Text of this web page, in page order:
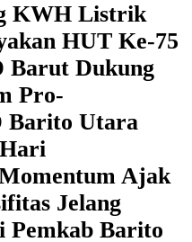
KWH Listrik
HUT Ke-75
Barut Dukung
Pro-
Barito Utara
Ajak
Jelang
Pemkab Barito